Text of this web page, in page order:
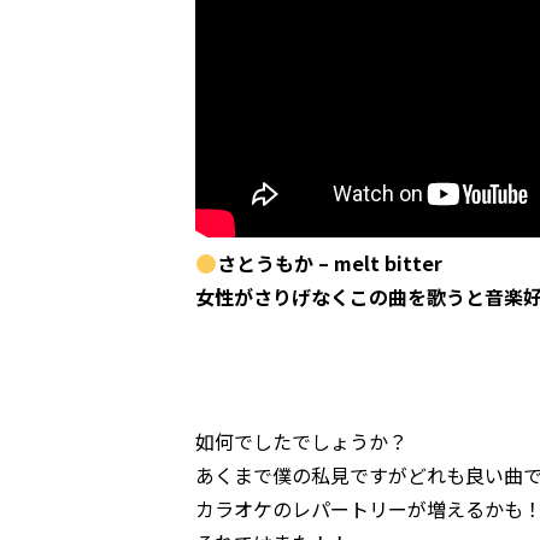
さとうもか – melt bitter
女性がさりげなくこの曲を歌うと音楽
如何でしたでしょうか？
あくまで僕の私見ですがどれも良い曲
カラオケのレパートリーが増えるかも